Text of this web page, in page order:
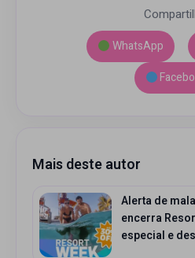
WhatsApp
Mais deste autor
Alerta de
encerra
especial e